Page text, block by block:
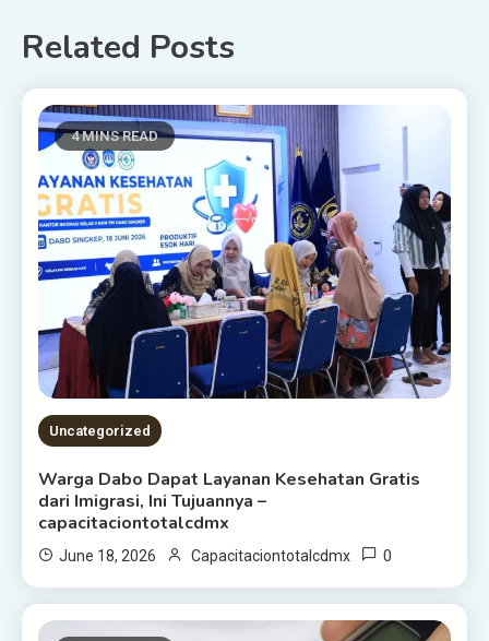
Related Posts
4 MINS READ
Uncategorized
Warga Dabo Dapat Layanan Kesehatan Gratis
dari Imigrasi, Ini Tujuannya –
capacitaciontotalcdmx
June 18, 2026 Capacitaciontotalcdmx 0